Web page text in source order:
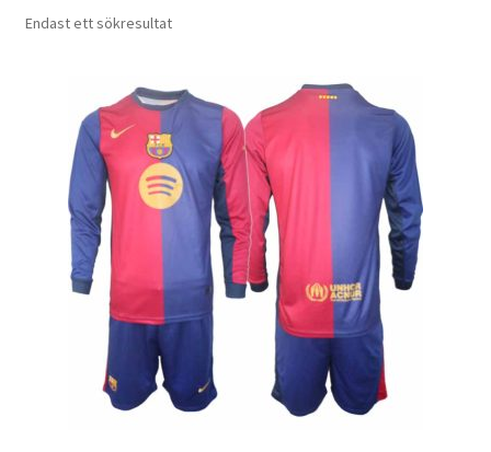
Varukorg
Endast ett sökresultat